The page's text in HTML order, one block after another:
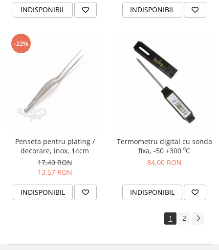
INDISPONIBIL INDISPONIBIL
-22%
Penseta pentru plating /
decorare, inox, 14cm
17,40 RON
13,57 RON
INDISPONIBIL
Termometru digital cu sonda
fixa, -50 +300 ⁰C
84,00 RON
INDISPONIBIL
1 2